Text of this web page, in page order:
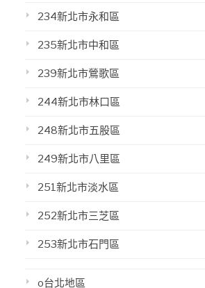
234新北市永和區
235新北市中和區
239新北市鶯歌區
244新北市林口區
248新北市五股區
249新北市八里區
251新北市淡水區
252新北市三芝區
253新北市石門區
o台北地區